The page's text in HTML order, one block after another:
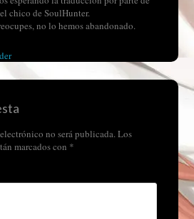
chico de SoulHunter.
no lo hemos abandonado.
no será publicada.Los
marcados con *